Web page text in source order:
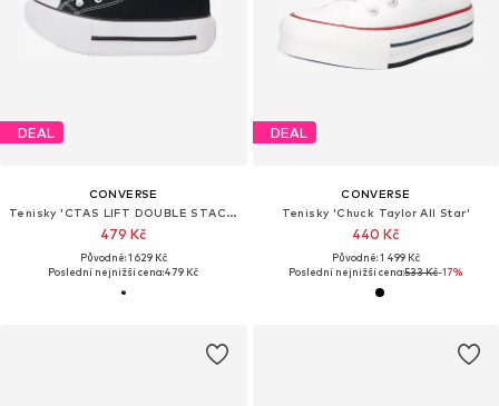
DEAL
CONVERSE
Tenisky 'CTAS LIFT DOUBLE STACK'
479 Kč
Původně: 1 629 Kč
Poslední nejnižší cena:479 Kč
DEAL
CONVERSE
Tenisky 'Chuck Taylor All Star'
440 Kč
Původně: 1 499 Kč
Poslední nejnižší cena:533 Kč-17%